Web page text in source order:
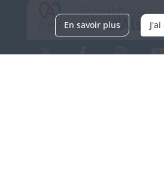
En savoir plus